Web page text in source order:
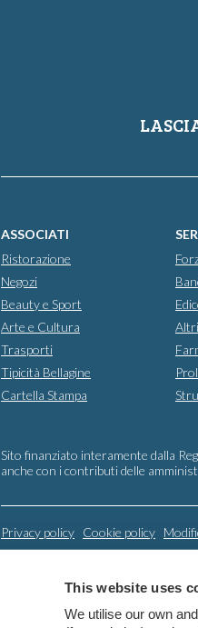
This website uses
We utilise our own
ASSOCIATI
Ristorazione
Negozi
Beauty e Sport
Arte e Cultura
Trasporti
Tipicità Bellagine
Cartella Stampa
Sito finanziato interamente dalla
anche con i contributi delle
Privacy policy Cookie policy